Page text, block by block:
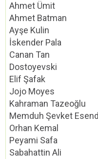
Ahmet Ümit
Ahmet Batman
Ayşe Kulin
İskender Pala
Canan Tan
Dostoyevski
Elif Şafak
Jojo Moyes
Kahraman Tazeoğlu
Memduh Şevket
Orhan Kemal
Peyami Safa
Sabahattin Ali